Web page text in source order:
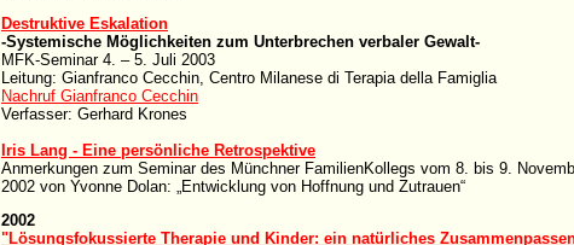
Destruktive Eskalation
-Systemische Möglichkeiten zum Unterbrechen verbaler Gewalt-
MFK-Seminar 4. – 5. Juli 2003
Leitung: Gianfranco Cecchin, Centro Milanese di Terapia della Famiglia
Nachruf Gianfranco Cecchin
Verfasser: Gerhard Krones
Iris Lang - Eine persönliche Retrospektive
Anmerkungen zum Seminar des Münchner FamilienKollegs vom 8. bis 9.
2002 von Yvonne Dolan: „Entwicklung von Hoffnung und Zutrauen“
2002
"Lösungsfokussierte Therapie und Kinder: ein natürliches